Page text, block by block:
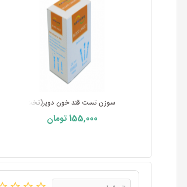
سوزن تست قند خون دوپر(تخت)
155,000 تومان